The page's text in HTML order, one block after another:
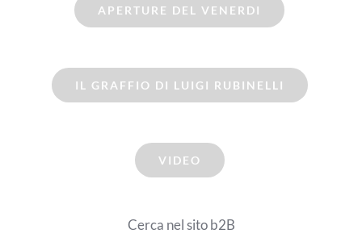
APERTURE DEL VENERDI
IL GRAFFIO DI LUIGI RUBINELLI
VIDEO
Cerca nel sito b2B